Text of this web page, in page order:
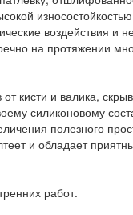
воздействия
на протяжении
кисти и валика,
силиконовому
полезного
и обладает
работ.